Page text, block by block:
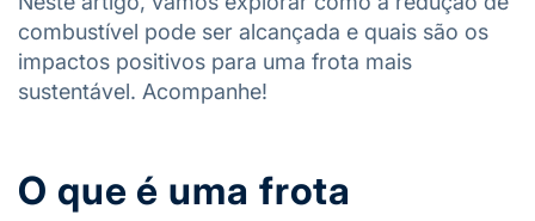
combustível pode ser alcançada e quais são os
impactos positivos para uma frota mais
sustentável. Acompanhe!
O que é uma frota